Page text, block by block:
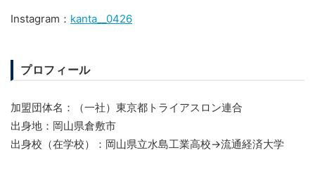
Instagram： kanta__0426
プロフィール
加盟団体名：（一社）東京都トライアスロン連合
出身地：岡山県倉敷市
出身校（在学校）：岡山県立水島工業高校→流通経済大学